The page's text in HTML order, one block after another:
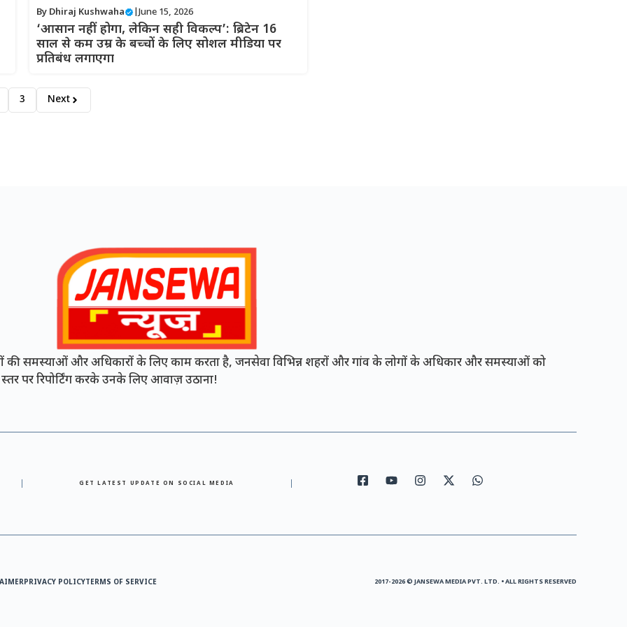
By Dhiraj Kushwaha | June 15, 2026
‘आसान नहीं होगा, लेकिन सही विकल्प’: ब्रिटेन 16
साल से कम उम्र के बच्चों के लिए सोशल मीडिया पर
प्रतिबंध लगाएगा
3 Next
की समस्याओं और अधिकारों के लिए काम करता है, जनसेवा विभिन्न शहरों और गांव के लोगों के अधिकार और समस्याओं को
पर रिपोर्टिंग करके उनके लिए आवाज़ उठाना!
GET LATEST UPDATE ON SOCIAL MEDIA
PRIVACY POLICYTERMS OF SERVICE 2017-2026 © JANSEWA MEDIA PVT. LTD. • ALL RIGHTS RESERVED